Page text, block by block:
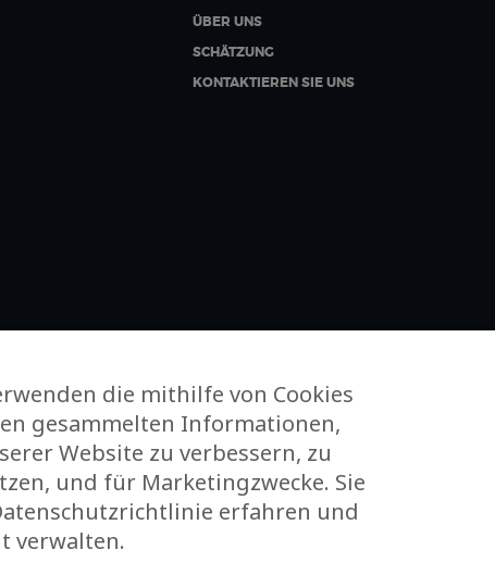
ÜBER UNS
SCHÄTZUNG
KONTAKTIEREN SIE UNS
die mithilfe von Cookies
gesammelten Informationen,
Website zu verbessern, zu
und für Marketingzwecke. Sie
erfahren und
verwalten.